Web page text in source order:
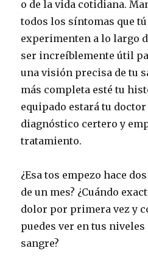
o de la vida cotidiana.
todos los síntomas que
experimenten a lo largo
ser increíblemente útil
una visión precisa de tu
más completa esté tu
equipado estará tu
diagnóstico certero y
tratamiento.
¿Esa tos empezo hace
de un mes? ¿Cuándo
dolor por primera vez y
puedes ver en tus niveles
sangre?